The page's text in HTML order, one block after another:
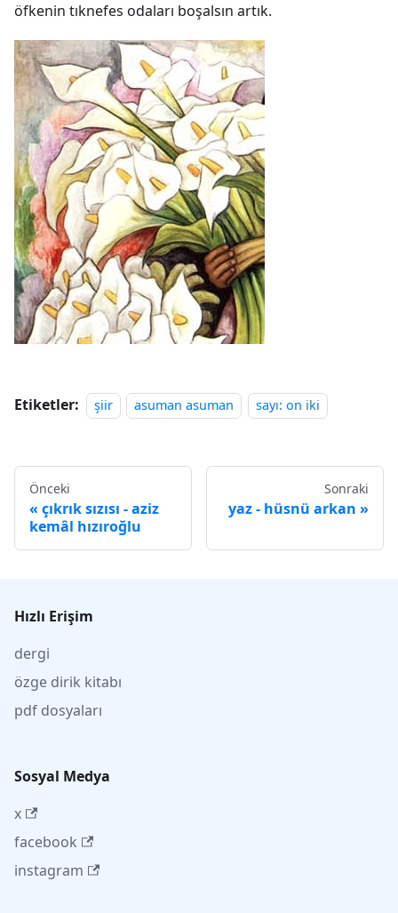
öfkenin tıknefes odaları boşalsın artık.
Etiketler: şiir asuman asuman sayı: on iki
Önceki
çıkrık sızısı - aziz
kemâl hızıroğlu
Sonraki
yaz - hüsnü arkan
Hızlı Erişim
dergi
özge dirik kitabı
pdf dosyaları
Sosyal Medya
x
facebook
instagram